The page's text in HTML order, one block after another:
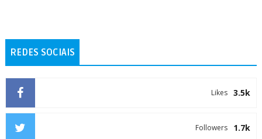
REDES SOCIAIS
3.5k
Likes
1.7k
Followers